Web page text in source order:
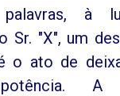
à
Sr. "X", um
o ato de
A